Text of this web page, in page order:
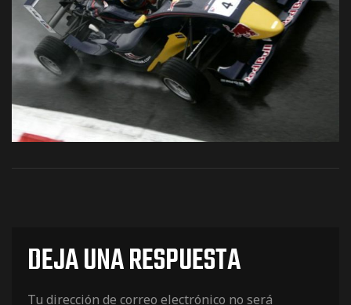
DEJA UNA RESPUESTA
Tu dirección de correo electrónico no será